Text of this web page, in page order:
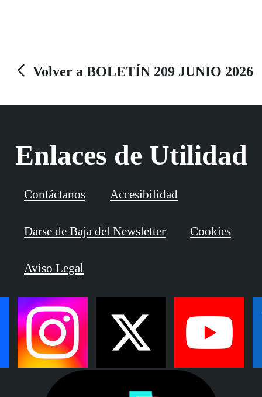
pero, sobre todo, para ganarse su sitio en la sociedad.
Volver a BOLETÍN 209 JUNIO 2026
Enlaces de Utilidad
Contáctanos Accesibilidad
Darse de Baja del Newsletter Cookies
Aviso Legal